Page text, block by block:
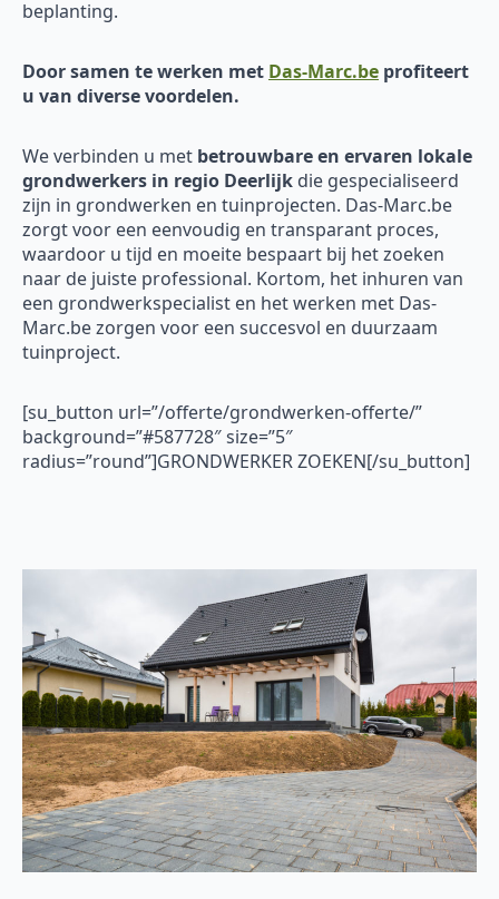
beplanting.
Door samen te werken met Das-Marc.be profiteert
u van diverse voordelen.
We verbinden u met betrouwbare en ervaren lokale
grondwerkers in regio Deerlijk die gespecialiseerd
zijn in grondwerken en tuinprojecten. Das-Marc.be
zorgt voor een eenvoudig en transparant proces,
waardoor u tijd en moeite bespaart bij het zoeken
naar de juiste professional. Kortom, het inhuren van
een grondwerkspecialist en het werken met Das-
Marc.be zorgen voor een succesvol en duurzaam
tuinproject.
[su_button url=”/offerte/grondwerken-offerte/”
background=”#587728″ size=”5″
radius=”round”]GRONDWERKER ZOEKEN[/su_button]